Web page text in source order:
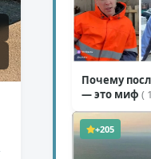
Почему
— это миф (
+205